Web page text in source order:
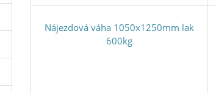
Nájezdová váha 1050x1250mm lak
600kg